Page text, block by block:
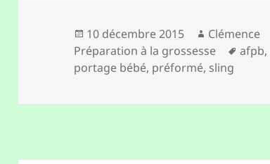
o
o
er
Publié
le
10 décembre 2015 Auteur
Clémence
Préparation à la grossesse
Mots-
afpb,
portage bébé, préformé, sling